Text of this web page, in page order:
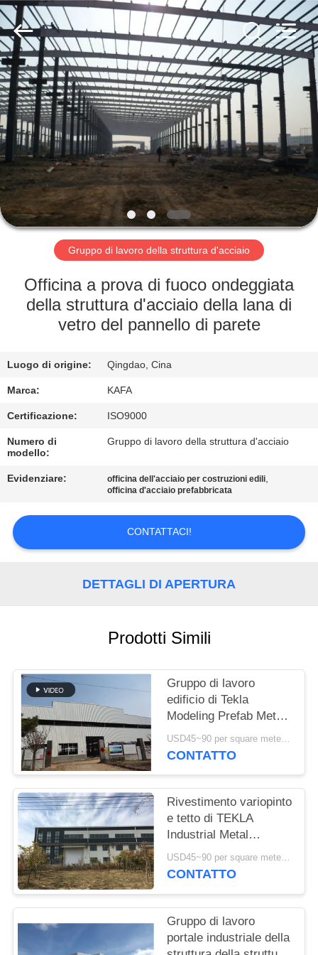
CASA.
PRODOTTI
VIDEO
SPETTACOLO
VR
CHI
SIAMO
ALLA
FABBRICA
CONTROLLO
DELLA
QUALITÀ
CONTATTACI
DEL
SITO
POLITICA
SULLA
RISERVATEZZA
Qingdao
KaFa
Fabrication
Co.,
Ltd..
All
Rights
Reserved.
Gruppo di lavoro della struttura d'acciaio
Officina a prova di fuoco ondeggiata
della struttura d'acciaio della lana di
vetro del pannello di parete
Luogo di origine: Qingdao, Cina
Marca: KAFA
Certificazione: ISO9000
Numero di
modello:
Gruppo di lavoro della struttura d'acciaio
Evidenziare: officina dell'acciaio per costruzioni edili,
officina d'acciaio prefabbricata
CONTATTACI!
DETTAGLI DI APERTURA
Prodotti Simili
Gruppo di lavoro
edificio di Tekla
Modeling Prefab Metal
Structure ad alta
resistenza
USD45~90 per square meter MOQ:1000 metri quadri
CONTATTO
Rivestimento variopinto
e tetto di TEKLA
Industrial Metal
Workshop Building
USD45~90 per square meter MOQ:1000 metri quadri
CONTATTO
Gruppo di lavoro
portale industriale della